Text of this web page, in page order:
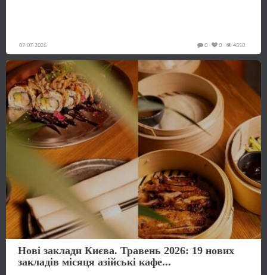
07-07-2026 4850
0
0
Нові заклади Києва. Травень 2026: 19 нових
закладів місяця азійські кафе...